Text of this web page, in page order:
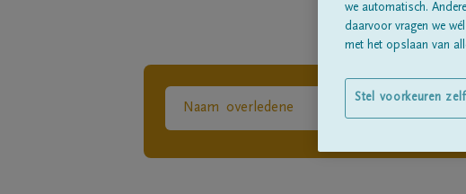
we automatisch.
daarvoor vragen we
met het opslaan van
Stel voorkeuren